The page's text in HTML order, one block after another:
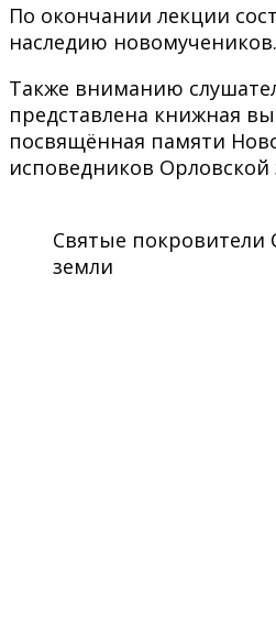
По окончании лекции
наследию новомучеников.
Также вниманию
представлена книжная
посвящённая памяти
исповедников Орловской
Святые покровители
земли